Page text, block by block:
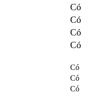
Có
Có
Có
Có
Có
Có
Có